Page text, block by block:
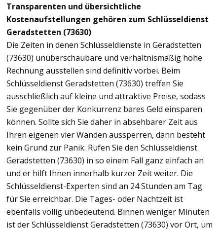
Transparenten und übersichtliche
Kostenaufstellungen gehören zum Schlüsseldienst
Geradstetten (73630)
Die Zeiten in denen Schlüsseldienste in Geradstetten
(73630) unüberschaubare und verhältnismäßig hohe
Rechnung ausstellen sind definitiv vorbei. Beim
Schlüsseldienst Geradstetten (73630) treffen Sie
ausschließlich auf kleine und attraktive Preise, sodass
Sie gegenüber der Konkurrenz bares Geld einsparen
können. Sollte sich Sie daher in absehbarer Zeit aus
Ihren eigenen vier Wänden aussperren, dann besteht
kein Grund zur Panik. Rufen Sie den Schlüsseldienst
Geradstetten (73630) in so einem Fall ganz einfach an
und er hilft Ihnen innerhalb kurzer Zeit weiter. Die
Schlüsseldienst-Experten sind an 24 Stunden am Tag
für Sie erreichbar. Die Tages- oder Nachtzeit ist
ebenfalls völlig unbedeutend. Binnen weniger Minuten
ist der Schlüsseldienst Geradstetten (73630) vor Ort, um